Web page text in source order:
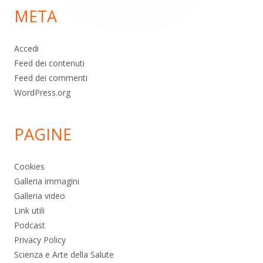
pagina
META
Accedi
Feed dei contenuti
Feed dei commenti
WordPress.org
PAGINE
Cookies
Galleria immagini
Galleria video
Link utili
Podcast
Privacy Policy
Scienza e Arte della Salute